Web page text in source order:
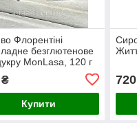
Флорентіні
безглютенове
MonLasa, 120 г
Купити
720